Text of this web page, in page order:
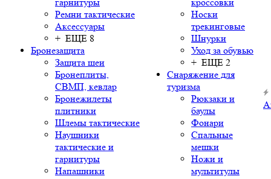
Ремни тактические
Аксессуары
+ ЕЩЕ 8
Бронезащита
Защита шеи
Бронеплиты,
СВМП, кевлар
Бронежилеты
плитники
Шлемы тактические
Наушники
тактические и
гарнитуры
Напашники
Носки
трекинговые
Шнурки
Уход за обувью
+ ЕЩЕ 2
Снаряжение для
туризма
Рюкзаки и
баулы
Фонари
Спальные
мешки
Ножи и
мультитулы